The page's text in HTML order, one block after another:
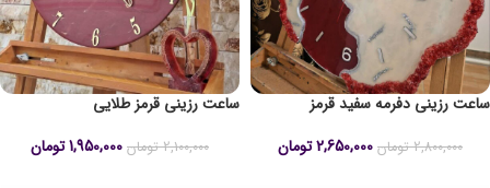
ساعت رزینی دفرمه سفید قرمز
2,800,000 تومان 2,650,000تومان
ساعت رزینی قرمز طلایی
2,100,000 تومان 1,950,000تومان